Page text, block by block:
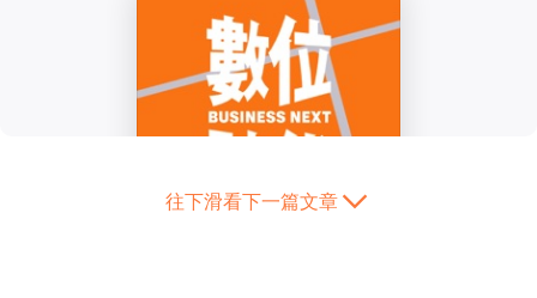
往下滑看下一篇文章